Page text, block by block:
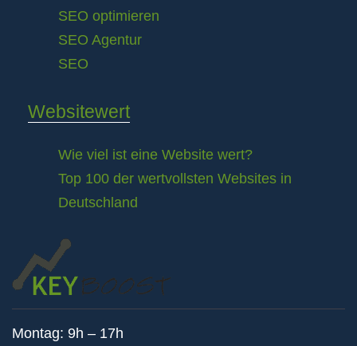
SEO optimieren
SEO Agentur
SEO
Websitewert
Wie viel ist eine Website wert?
Top 100 der wertvollsten Websites in
Deutschland
Montag: 9h – 17h